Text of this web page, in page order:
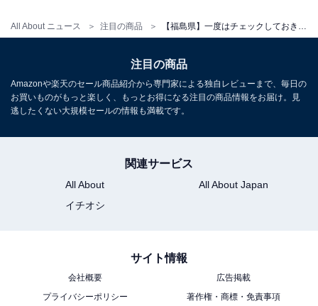
All About ニュース 注目の商品
アクセス
交通手段：東北自動車道「福島飯坂インター」より車で
約12分／福島交通飯坂線「飯坂温泉駅」よりタクシーま
たは送迎バスで約5分／福島駅から車で約25分／無料駐
チェックイン・チェックアウト
チェックイン：15:00
注目の商品
Amazonや楽天のセール商品紹介から専門家による独自レビューまで、毎日の
お買いものがもっと楽しく、もっとお得になる注目の商品情報をお届け。見
逃したくない大規模セールの情報も満載です。
関連サービス
All About
All About Japan
イチオシ
サイト情報
会社概要
広告掲載
プライバシーポリシー
著作権・商標・免責事項